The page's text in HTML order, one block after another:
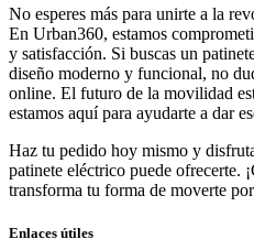
No esperes más para unirte a la
En Urban360, estamos
y satisfacción. Si buscas un
diseño moderno y funcional, no
online. El futuro de la movilidad
estamos aquí para ayudarte a dar
Haz tu pedido hoy mismo y
patinete eléctrico puede ofrecerte.
transforma tu forma de moverte
Enlaces útiles